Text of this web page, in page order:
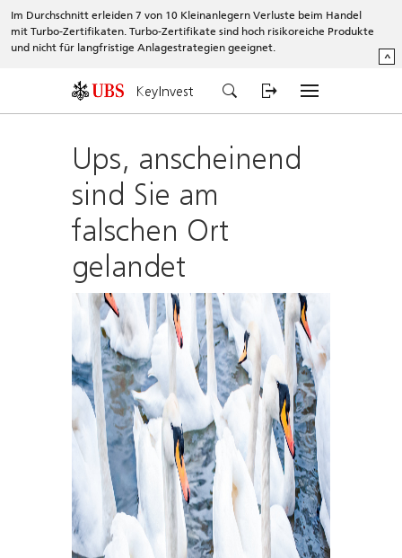
Im Durchschnitt erleiden 7 von 10 Kleinanlegern Verluste beim Handel
mit Turbo-Zertifikaten. Turbo-Zertifikate sind hoch risikoreiche Produkte
und nicht für langfristige Anlagestrategien geeignet.
^
KeyInvest
Ups, anscheinend
sind Sie am
falschen Ort
gelandet